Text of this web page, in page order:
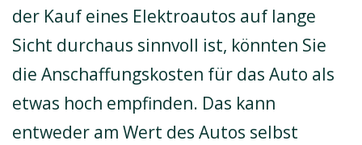
der Kauf eines Elektroautos auf lange
Sicht durchaus sinnvoll ist, könnten Sie
die Anschaffungskosten für das Auto als
etwas hoch empfinden. Das kann
entweder am Wert des Autos selbst